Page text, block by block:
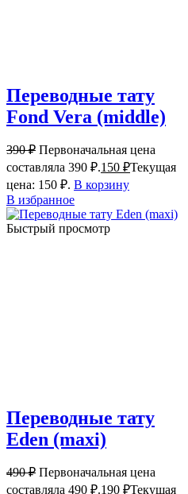
Переводные тату
Fond Vera (middle)
390₽ Первоначальная цена
составляла 390 ₽.150 ₽Текущая
цена: 150 ₽. В корзину
В избранное
Быстрый просмотр
Переводные тату
Eden (maxi)
490₽ Первоначальная цена
составляла 490 ₽.190 ₽Текущая